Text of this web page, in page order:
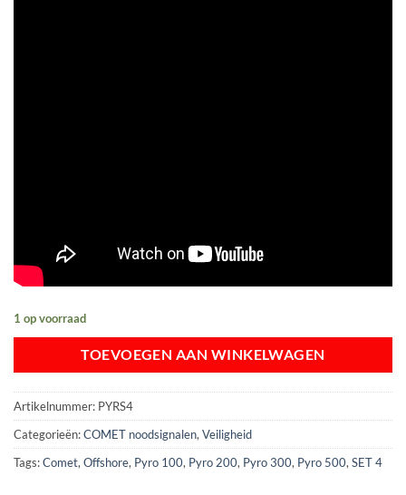
1 op voorraad
TOEVOEGEN AAN WINKELWAGEN
Artikelnummer: PYRS4
Categorieën:COMET noodsignalen, Veiligheid
Tags:Comet, Offshore, Pyro 100, Pyro 200, Pyro 300, Pyro 500, SET 4